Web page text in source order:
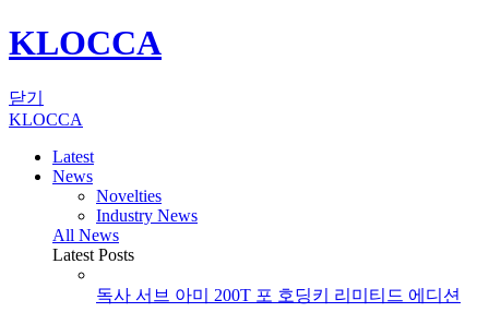
KLOCCA
닫기
KLOCCA
Latest
News
Novelties
Industry News
All News
Latest Posts
독사 서브 아미 200T 포 호딩키 리미티드 에디션